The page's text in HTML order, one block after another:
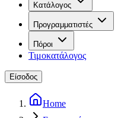
Κατάλογος
Προγραμματιστές
Πόροι
Τιμοκατάλογος
Είσοδος
Home